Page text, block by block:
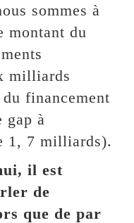
sommes à
montant du
milliards
financement
gap à
1, 7 milliards).
il est
de
que de par